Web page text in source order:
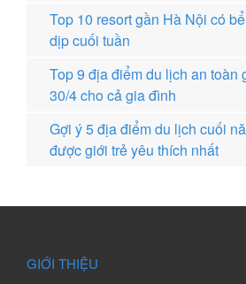
Top 10 resort gần Hà Nội có
dịp cuối tuần
Top 9 địa điểm du lịch an toàn
30/4 cho cả gia đình
Gợi ý 5 địa điểm du lịch cuối
được giới trẻ yêu thích nhất
GIỚI THIỆU